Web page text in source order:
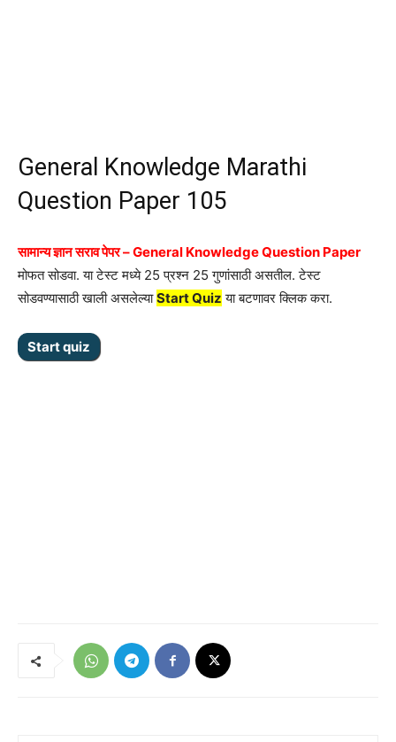
General Knowledge Marathi
Question Paper 105
सामान्य ज्ञान सराव पेपर – General Knowledge Question Paper
मोफत सोडवा. या टेस्ट मध्ये 25 प्रश्न 25 गुणांसाठी असतील. टेस्ट
सोडवण्यासाठी खाली असलेल्याStart Quiz या बटणावर क्लिक करा.